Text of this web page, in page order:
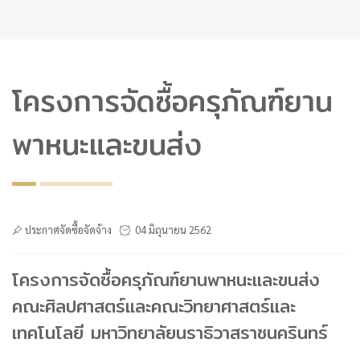
โครงการจัดซื้อครุภัณฑ์ยาน
พาหนะและขนส่ง
ประกาศจัดซื้อจัดจ้าง 04 มิถุนายน 2562
โครงการจัดซื้อครุภัณฑ์ยานพาหนะและขนส่ง
คณะศิลปศาสตร์และคณะวิทยาศาสตร์และ
เทคโนโลยี มหาวิทยาลัยนราธิวาสราชนครินทร์